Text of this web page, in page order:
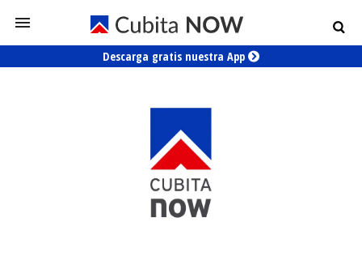
Descarga gratis nuestra App